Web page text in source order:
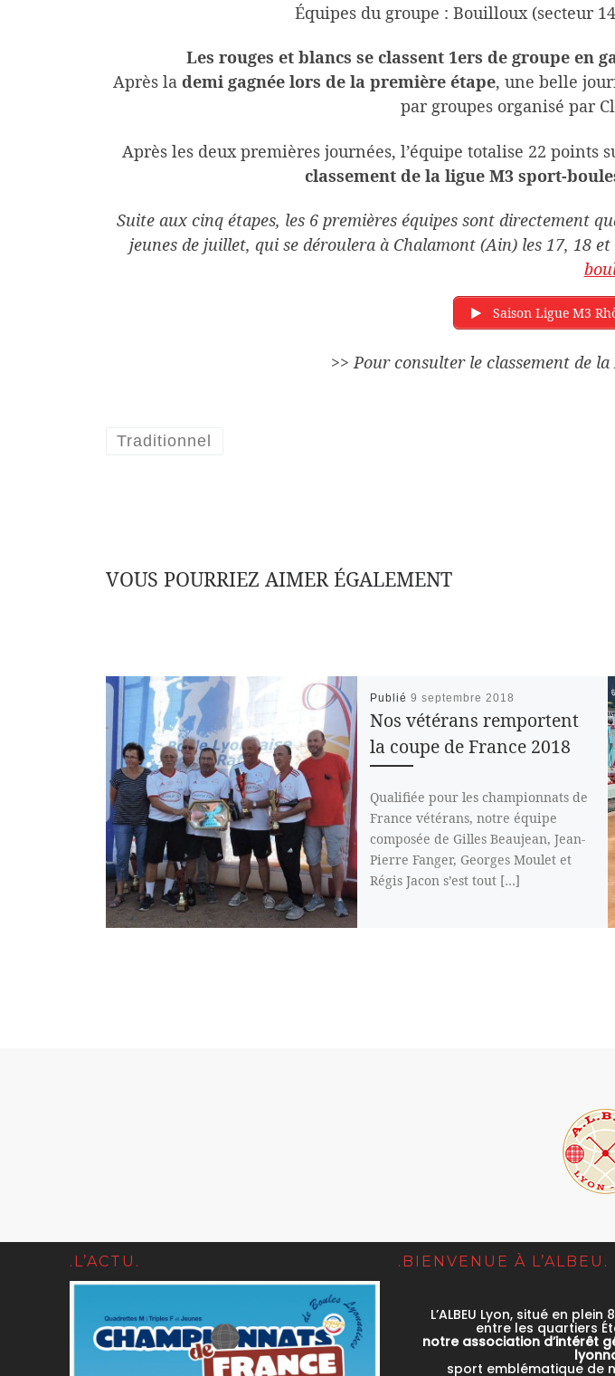
Équipes du groupe : Bouilloux (secteur
Les rouges et blancs se classent 1ers de groupe
Après la demi gagnée lors de la première étape, une belle
par groupes organisé par
Après les deux premières journées, l’équipe totalise 22 points
classement de la ligue M3 sport-
Suite aux cinq étapes, les 6 premières équipes sont directement
jeunes de juillet, qui se déroulera à Chalamont (Ain) les 17, 18
Saison Ligue M3
>> Pour consulter le classement de
Traditionnel
VOUS POURRIEZ AIMER ÉGALEMENT
Publié 9 septembre 2018
Nos vétérans remportent
la coupe de France 2018
Qualifiée pour les championnats de
France vétérans, notre équipe
composée de Gilles Beaujean, Jean-
Pierre Fanger, Georges Moulet et
Régis Jacon s’est tout […]
.L’ACTU. .BIENVENUE À L’ALBEU.
L’ALBEU Lyon, situé en
entre les quartiers
notre association d’intérêt
sport emblématique de